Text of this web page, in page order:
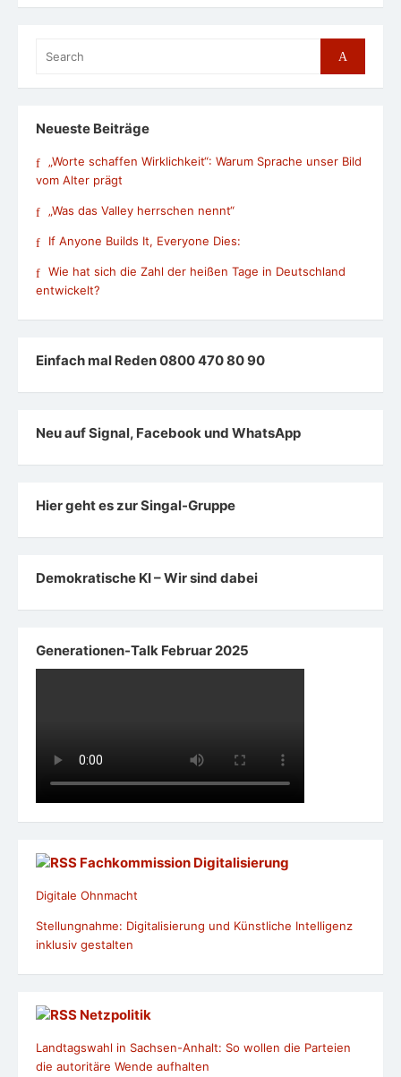
for:
Search
Neueste Beiträge
„Worte schaffen Wirklichkeit“: Warum Sprache unser Bild
vom Alter prägt
„Was das Valley herrschen nennt“
If Anyone Builds It, Everyone Dies:
Wie hat sich die Zahl der heißen Tage in Deutschland
entwickelt?
Einfach mal Reden 0800 470 80 90
Neu auf Signal, Facebook und WhatsApp
Hier geht es zur Singal-Gruppe
Demokratische KI – Wir sind dabei
Generationen-Talk Februar 2025
Fachkommission Digitalisierung
Digitale Ohnmacht
Stellungnahme: Digitalisierung und Künstliche Intelligenz
inklusiv gestalten
Netzpolitik
Landtagswahl in Sachsen-Anhalt: So wollen die Parteien
die autoritäre Wende aufhalten